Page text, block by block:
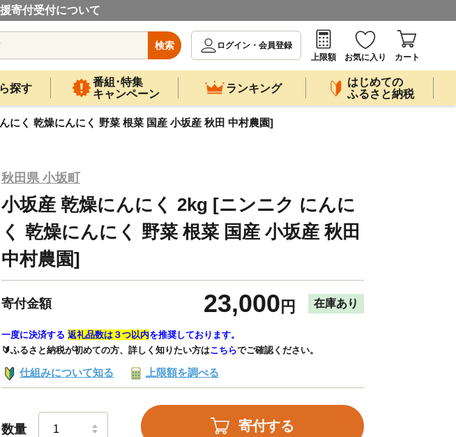
寄付受付について
検索
ログイン・会員登録
上限額
お気に入り カート
探す
番組･特集
キャンペーン
ランキング
はじめての
ふるさと納税
にく 乾燥にんにく 野菜 根菜 国産 小坂産 秋田 中村農園]
秋田県 小坂町
小坂産 乾燥にんにく 2kg [ニンニク にんに
く 乾燥にんにく 野菜 根菜 国産 小坂産 秋田
中村農園]
寄付金額 23,000 円 在庫あり
一度に決済する 返礼品数は３つ以内を推奨しております。
🔰ふるさと納税が初めての方、詳しく知りたい方はこちらでご確認ください。
仕組みについて知る 上限額を調べる
数量 寄付する